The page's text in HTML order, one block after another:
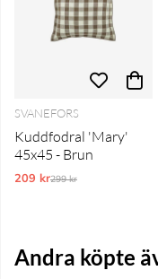
SVANEFORS
Kuddfodral 'Mary'
45x45 - Brun
209 krOrdinarie pris:
299 kr
Andra köpte